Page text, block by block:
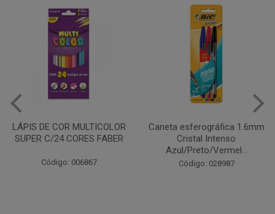
Caneta esferográfica 1.6mm
Cristal Intenso
Código: 028987
COLA EM BASTÃO 40G - LEO
& LEO
Código: 028164